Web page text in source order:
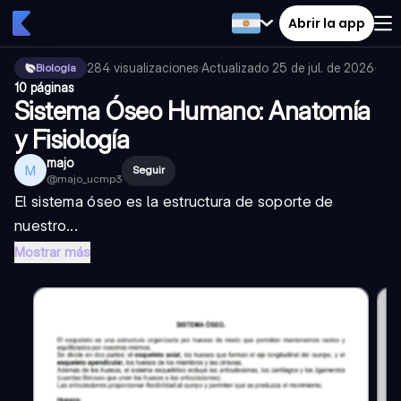
Abrir la app
Biología 284 visualizaciones·Actualizado 25 de jul. de 2026·
10 páginas
Sistema Óseo Humano: Anatomía
y Fisiología
M majo
@majo_ucmp3
Seguir
El sistema óseo es la estructura de soporte de
nuestro...
Mostrar más